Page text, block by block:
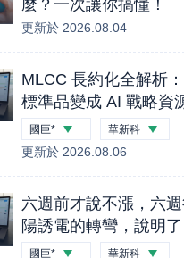
麼？一次讓你搞懂！
更新於 2026.08.04
MLCC 長約化全解析
標準品變成 AI 戰略資
筆年度合約、國巨 B／
戶溢價鎖產能的完整
國巨*
-5.26%
華新科
更新於 2026.08.06
六週前才說不漲，六
陽誘電的轉彎，說明
供需｜股市話題
國巨* 華新科